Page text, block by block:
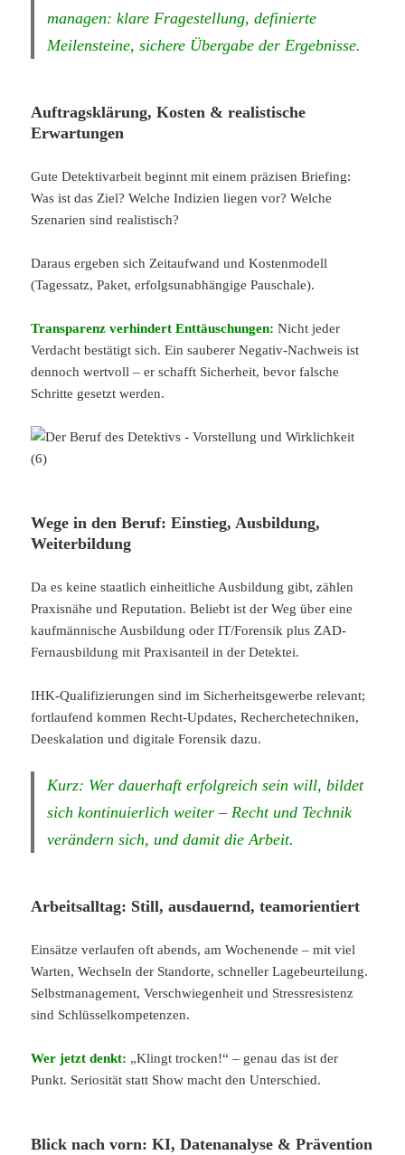
managen: klare Fragestellung, definierte
Meilensteine, sichere Übergabe der Ergebnisse.
Auftragsklärung, Kosten & realistische
Erwartungen
Gute Detektivarbeit beginnt mit einem präzisen Briefing:
Was ist das Ziel? Welche Indizien liegen vor? Welche
Szenarien sind realistisch?
Daraus ergeben sich Zeitaufwand und Kostenmodell
(Tagessatz, Paket, erfolgsunabhängige Pauschale).
Transparenz verhindert Enttäuschungen: Nicht jeder
Verdacht bestätigt sich. Ein sauberer Negativ-Nachweis ist
dennoch wertvoll – er schafft Sicherheit, bevor falsche
Schritte gesetzt werden.
Wege in den Beruf: Einstieg, Ausbildung,
Weiterbildung
Da es keine staatlich einheitliche Ausbildung gibt, zählen
Praxisnähe und Reputation. Beliebt ist der Weg über eine
kaufmännische Ausbildung oder IT/Forensik plus ZAD-
Fernausbildung mit Praxisanteil in der Detektei.
IHK-Qualifizierungen sind im Sicherheitsgewerbe relevant;
fortlaufend kommen Recht-Updates, Recherchetechniken,
Deeskalation und digitale Forensik dazu.
Kurz: Wer dauerhaft erfolgreich sein will, bildet
sich kontinuierlich weiter – Recht und Technik
verändern sich, und damit die Arbeit.
Arbeitsalltag: Still, ausdauernd, teamorientiert
Einsätze verlaufen oft abends, am Wochenende – mit viel
Warten, Wechseln der Standorte, schneller Lagebeurteilung.
Selbstmanagement, Verschwiegenheit und Stressresistenz
sind Schlüsselkompetenzen.
Wer jetzt denkt: „Klingt trocken!“ – genau das ist der
Punkt. Seriosität statt Show macht den Unterschied.
Blick nach vorn: KI, Datenanalyse & Prävention